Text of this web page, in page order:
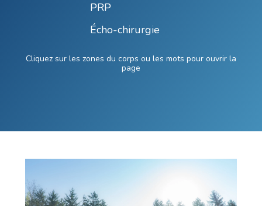
PRP
Écho-chirurgie
Cliquez sur les zones du corps ou les mots pour ouvrir la
page